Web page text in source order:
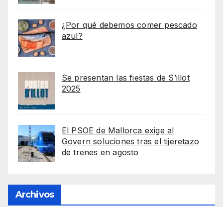
¿Por qué debemos comer pescado
azul?
Se presentan las fiestas de S’illot
2025
El PSOE de Mallorca exige al
Govern soluciones tras el tijeretazo
de trenes en agosto
Archivos